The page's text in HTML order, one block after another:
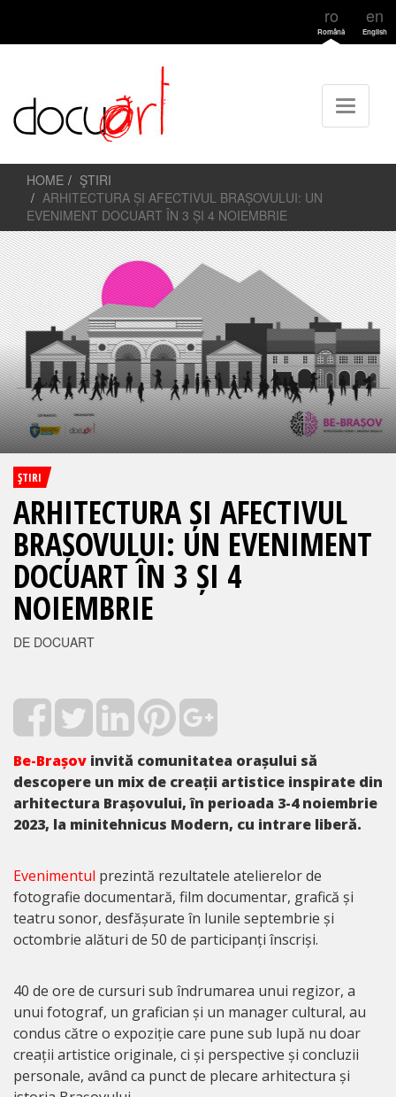
ro
Română
en
English
HOME
ŞTIRI
ARHITECTURA ȘI AFECTIVUL BRAȘOVULUI: UN
EVENIMENT DOCUART ÎN 3 ȘI 4 NOIEMBRIE
ŞTIRI
ARHITECTURA ȘI AFECTIVUL
BRAȘOVULUI: UN EVENIMENT
DOCUART ÎN 3 ȘI 4
NOIEMBRIE
DE DOCUART
Be-Brașov invită comunitatea orașului să
descopere un mix de creații artistice inspirate din
arhitectura Brașovului, în perioada 3-4 noiembrie
2023, la minitehnicus Modern, cu intrare liberă.
Evenimentul prezintă rezultatele atelierelor de
fotografie documentară, film documentar, grafică și
teatru sonor, desfășurate în lunile septembrie și
octombrie alături de 50 de participanți înscriși.
40 de ore de cursuri sub îndrumarea unui regizor, a
unui fotograf, un grafician și un manager cultural, au
condus către o expoziție care pune sub lupă nu doar
creații artistice originale, ci și perspective și concluzii
personale, având ca punct de plecare arhitectura și